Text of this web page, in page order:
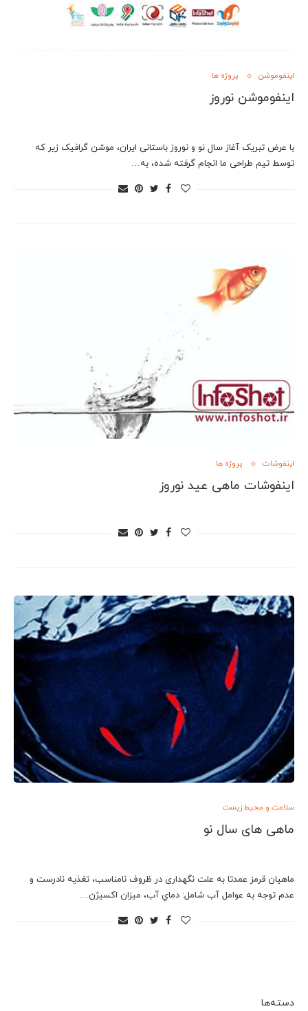
اینفوموشن پروژه ها
اینفوموشن نوروز
با عرض تبریک آغاز سال نو و نوروز باستانی ایران، موشن گرافیک زیر که
توسط تیم طراحی ما انجام گرفته شده، به…
اینفوشات پروژه ها
اینفوشات ماهی عید نوروز
سلامت و محیط زیست
ماهی های سال نو
ماهيان قرمز عمدتا به علت نگهدارى در ظروف نامناسب، تغذيه نادرست و
عدم توجه به عوامل آب شامل: دماي آب،‌ ميزان اکسيژن…
دسته‌ها